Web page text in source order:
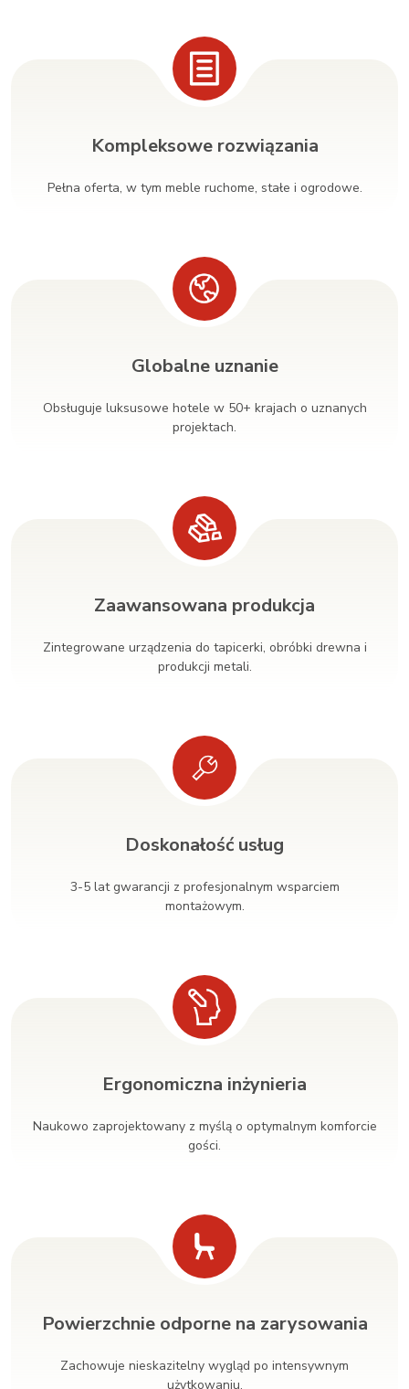
Kompleksowe rozwiązania
Pełna oferta, w tym meble ruchome, stałe i ogrodowe.
Globalne uznanie
Obsługuje luksusowe hotele w 50+ krajach o uznanych
projektach.
Zaawansowana produkcja
Zintegrowane urządzenia do tapicerki, obróbki drewna i
produkcji metali.
Doskonałość usług
3-5 lat gwarancji z profesjonalnym wsparciem
montażowym.
Ergonomiczna inżynieria
Naukowo zaprojektowany z myślą o optymalnym komforcie
gości.
Powierzchnie odporne na zarysowania
Zachowuje nieskazitelny wygląd po intensywnym
użytkowaniu.